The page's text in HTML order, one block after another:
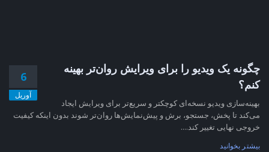
6
آوریل
چگونه یک ویدیو را برای ویرایش روان‌تر بهینه
کنم؟
بهینه‌سازی ویدیو نسخه‌ای کوچکتر و سریع‌تر برای ویرایش ایجاد
می‌کند تا پخش، جستجو، برش و پیش‌نمایش‌ها روان‌تر شوند بدون اینکه کیفیت
خروجی نهایی تغییر کند....
بیشتر بخوانید